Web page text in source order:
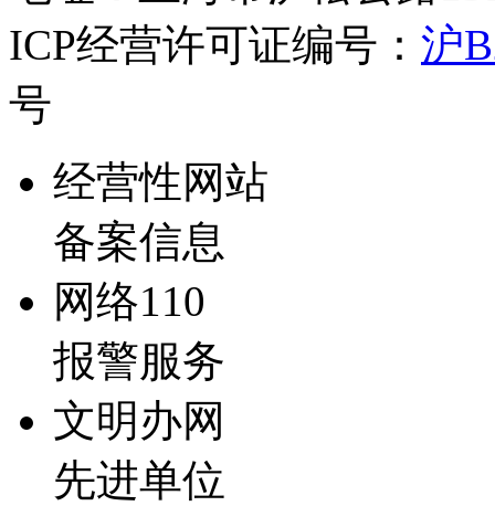
ICP经营许可证编号： 沪
号
经营性网站
备案信息
网络110
报警服务
文明办网
先进单位